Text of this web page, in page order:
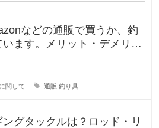
などの通販で買うか、釣
ます。メリット・デメリッ
関して 通販 釣り具
グタックルは？ロッド・リ